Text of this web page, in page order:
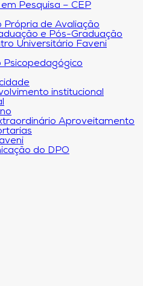
Pesquisa – CEP
Própria de Avaliação
e Pós-Graduação
Universitário Faveni
Psicopedagógico
institucional
Aproveitamento
do DPO